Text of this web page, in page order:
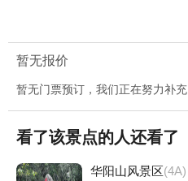
暂无报价
暂无门票预订，我们正在努力补充
看了该景点的人还看了
华阳山风景区(4A)